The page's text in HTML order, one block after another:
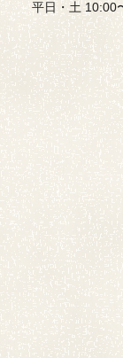
平日・土 10:00